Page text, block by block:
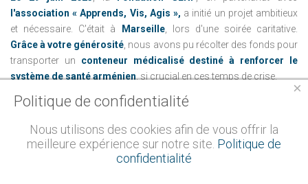
l'association « Apprends, Vis, Agis », a initié un projet ambitieux
et nécessaire. C'était à
Marseille, lors d'une soirée caritative.
Grâce à votre générosité, nous avons pu récolter des fonds pour
transporter un conteneur médicalisé destiné à renforcer le
système de santé arménien, si crucial en ces temps de crise.
Lire la suite
×
Politique de confidentialité
Nous utilisons des cookies afin de vous offrir la
meilleure expérience sur notre site. Politique de
confidentialité